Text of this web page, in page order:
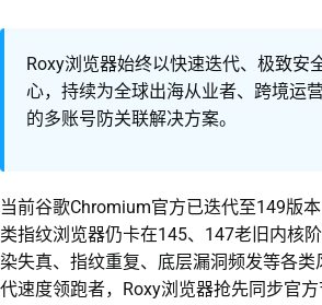
Roxy浏览器始终以快速迭代、极致安
心，持续为全球出海从业者、跨境运
的多账号防关联解决方案。
当前谷歌Chromium官方已迭代至149版
类指纹浏览器仍卡在145、147老旧内核
染失真、指纹重复、底层漏洞频发等各
代速度领跑者，Roxy浏览器抢先同步官